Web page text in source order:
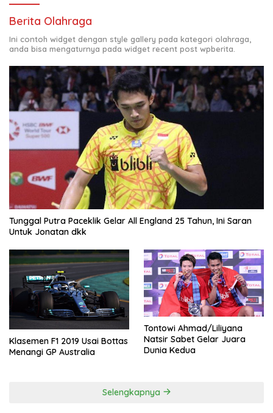
Berita Olahraga
Ini contoh widget dengan style gallery pada kategori olahraga,
anda bisa mengaturnya pada widget recent post wpberita.
Tunggal Putra Paceklik Gelar All England 25 Tahun, Ini Saran
Untuk Jonatan dkk
Klasemen F1 2019 Usai Bottas
Menangi GP Australia
Tontowi Ahmad/Liliyana
Natsir Sabet Gelar Juara
Dunia Kedua
Selengkapnya